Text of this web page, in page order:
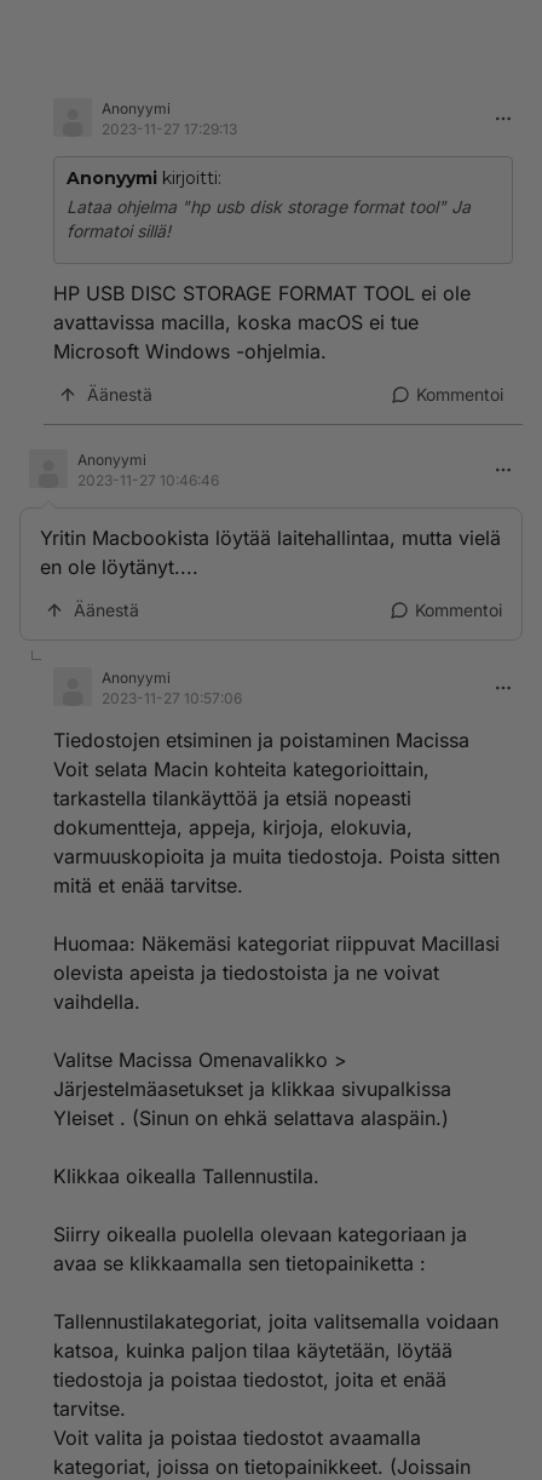
Anonyymi
2023-11-27 17:29:13
Anonyymi kirjoitti:
Lataa ohjelma "hp usb disk storage format tool" Ja
formatoi sillä!
HP USB DISC STORAGE FORMAT TOOL ei ole
avattavissa macilla, koska macOS ei tue
Microsoft Windows -ohjelmia.
Äänestä Kommentoi
Anonyymi
2023-11-27 10:46:46
Yritin Macbookista löytää laitehallintaa, mutta vielä
en ole löytänyt....
Äänestä Kommentoi
Anonyymi
2023-11-27 10:57:06
Tiedostojen etsiminen ja poistaminen Macissa
Voit selata Macin kohteita kategorioittain,
tarkastella tilankäyttöä ja etsiä nopeasti
dokumentteja, appeja, kirjoja, elokuvia,
varmuuskopioita ja muita tiedostoja. Poista sitten
mitä et enää tarvitse.
Huomaa: Näkemäsi kategoriat riippuvat Macillasi
olevista apeista ja tiedostoista ja ne voivat
vaihdella.
Valitse Macissa Omenavalikko >
Järjestelmäasetukset ja klikkaa sivupalkissa
Yleiset . (Sinun on ehkä selattava alaspäin.)
Klikkaa oikealla Tallennustila.
Siirry oikealla puolella olevaan kategoriaan ja
avaa se klikkaamalla sen tietopainiketta :
Tallennustilakategoriat, joita valitsemalla voidaan
katsoa, kuinka paljon tilaa käytetään, löytää
tiedostoja ja poistaa tiedostot, joita et enää
tarvitse.
Voit valita ja poistaa tiedostot avaamalla
kategoriat, joissa on tietopainikkeet. (Joissain